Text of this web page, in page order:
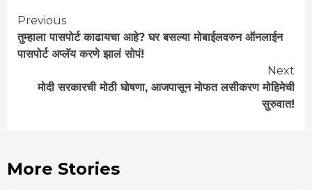
Continue
Reading
Previous
तुम्हाला पासपोर्ट काढायचा आहे? घर बसल्या मोबाईलवरुन ऑनलाईन
पासपोर्ट अप्लॅय करणे झालं सोपं!
Next
मोदी सरकारची मोठी घोषणा, आजपासून मोफत लसीकरण मोहिमेची
सुरुवात!
More Stories